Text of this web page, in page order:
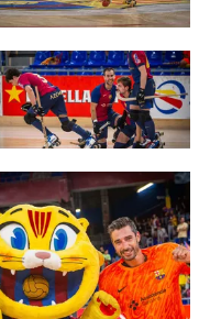
club badge
club badge